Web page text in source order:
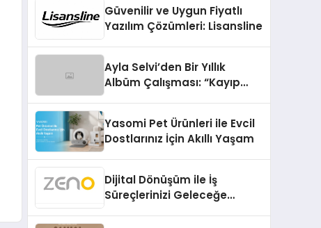
Güvenilir ve Uygun Fiyatlı
Yazılım Çözümleri: Lisansline
Ayla Selvi’den Bir Yıllık
Albüm Çalışması: “Kayıp
Yasomi Pet Ürünleri ile Evcil
Dostlarınız İçin Akıllı Yaşam
Dijital Dönüşüm ile İş
Süreçlerinizi Geleceğe